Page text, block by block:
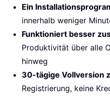
Ein
innerhalb weniger
Funktioniert besser
Produktivität über alle
hinweg
30-tägige Vollversion
Registrierung, keine